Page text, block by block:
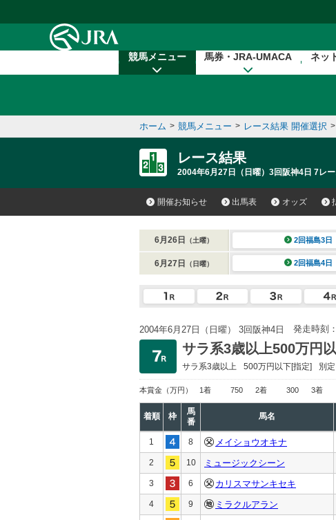
競馬メニュー 馬券・JRA-UMACA ネッ
ホーム > 競馬メニュー > レース結果 開催選択 >
レース結果
2004年6月27日（日曜）3回阪神4日 7レ
開催お知らせ 出馬表 オッズ
6月26日 （土曜） 2回福島3日
6月27日 （日曜） 2回福島4日
2004年6月27日（日曜） 3回阪神4日 発走時刻：
サラ系3歳以上500万円
サラ系3歳以上 500万円以下[指定] 別定
本賞金 （万円） 1着 750 2着 300 3着
着順 枠
馬
番
馬名
1 8 メイショウオキナ
2 10 ミュージックシーン
3 6 カリスマサンキセキ
4 9 ミラクルアラン